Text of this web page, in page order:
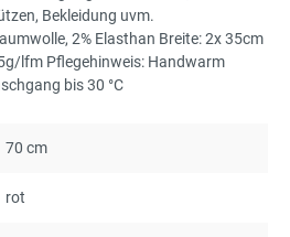
Bekleidung uvm.
2% Elasthan Breite: 2x 35cm
lfm Pflegehinweis: Handwarm
bis 30 °C
70 cm
rot